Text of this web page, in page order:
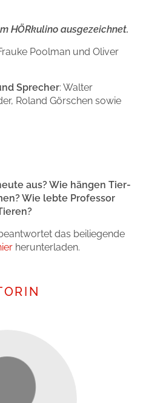
HÖRkulino ausgezeichnet.
Poolman und Oliver
Sprecher: Walter
Roland Görschen sowie
aus? Wie hängen Tier-
Wie lebte Professor
das beiliegende
herunterladen.